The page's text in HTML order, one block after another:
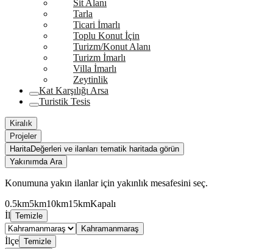
Sit Alanı
Tarla
Ticari İmarlı
Toplu Konut İçin
Turizm/Konut Alanı
Turizm İmarlı
Villa İmarlı
Zeytinlik
Kat Karşılığı Arsa
Turistik Tesis
Kiralık
Projeler
HaritaDeğerleri ve ilanları tematik haritada görün
Yakınımda Ara
Konumuna yakın ilanlar için yakınlık mesafesini seç.
0.5km5km10km15kmKapalı
İl Temizle
Kahramanmaraş
İlçe Temizle